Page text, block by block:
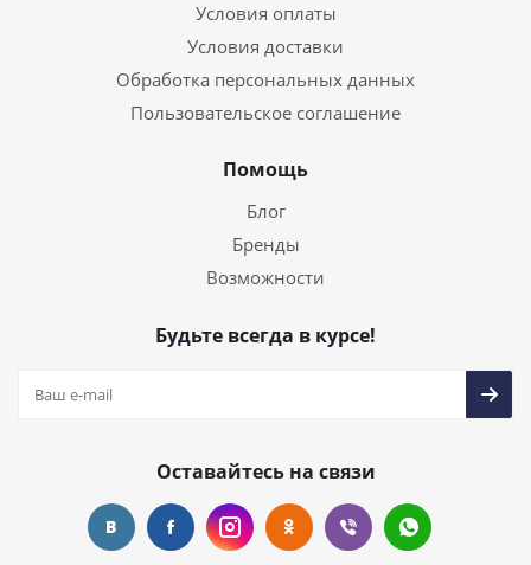
Условия оплаты
Условия доставки
Обработка персональных данных
Пользовательское соглашение
Помощь
Блог
Бренды
Возможности
Будьте всегда в курсе!
Оставайтесь на связи